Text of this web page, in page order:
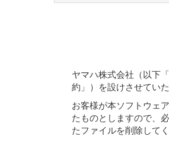
ヤマハ株式会社（以下
約」）を設けさせてい
お客様が本ソフトウェ
たものとしますので、
たファイルを削除してく